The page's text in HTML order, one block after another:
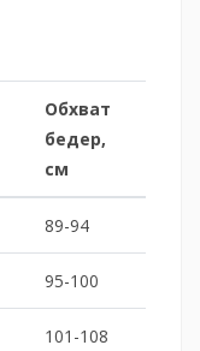
Обхват
бедер,
см
89-94
95-100
101-108